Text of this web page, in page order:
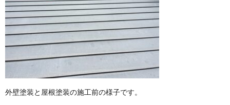
外壁塗装と屋根塗装の施工前の様子です。